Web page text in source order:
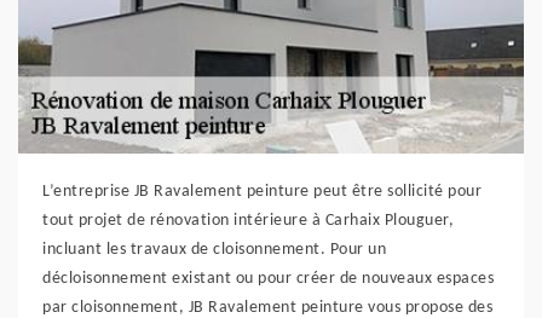
L’entreprise JB Ravalement peinture peut être sollicité pour
tout projet de rénovation intérieure à Carhaix Plouguer,
incluant les travaux de cloisonnement. Pour un
décloisonnement existant ou pour créer de nouveaux espaces
par cloisonnement, JB Ravalement peinture vous propose des